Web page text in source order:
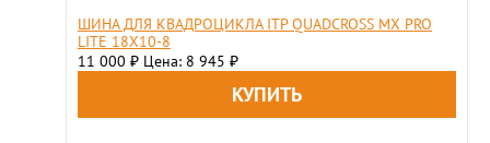
ШИНА ДЛЯ КВАДРОЦИКЛА ITP QUADCROSS MX PRO
LITE 18X10-8
11 000 ₽ Цена: 8 945 ₽